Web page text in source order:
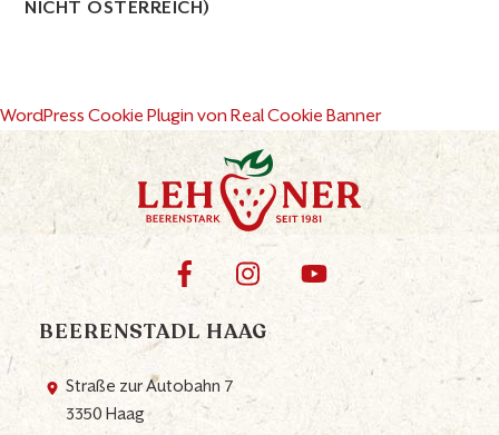
ICHT ÖSTERREICH)
WordPress Cookie Plugin von Real Cookie Banner
BEERENSTADL HAAG
Straße zur Autobahn 7
3350 Haag